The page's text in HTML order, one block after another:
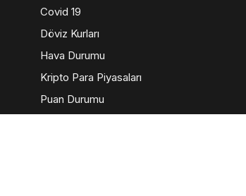
Covid 19
Döviz Kurları
Hava Durumu
Kripto Para Piyasaları
Puan Durumu